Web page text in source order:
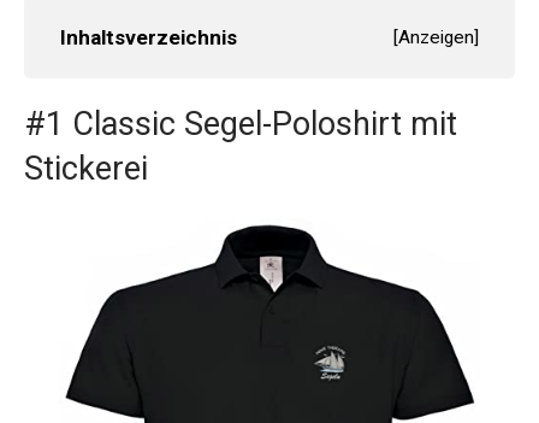
Inhaltsverzeichnis [Anzeigen]
#1 Classic Segel-Poloshirt mit
Stickerei